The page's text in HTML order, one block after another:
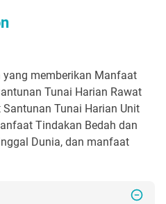
yang memberikan Manfaat
Tunai Harian Rawat
Tunai Harian Unit
Tindakan Bedah dan
Dunia, dan manfaat